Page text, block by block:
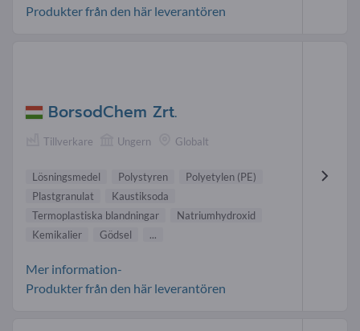
Produkter från den här leverantören
BorsodChem Zrt.
Tillverkare Ungern Globalt
Lösningsmedel Polystyren
Polyetylen (PE)
Plastgranulat
Kaustiksoda
Termoplastiska blandningar
Natriumhydroxid
Kemikalier
Gödsel ...
Mer information-
Produkter från den här leverantören